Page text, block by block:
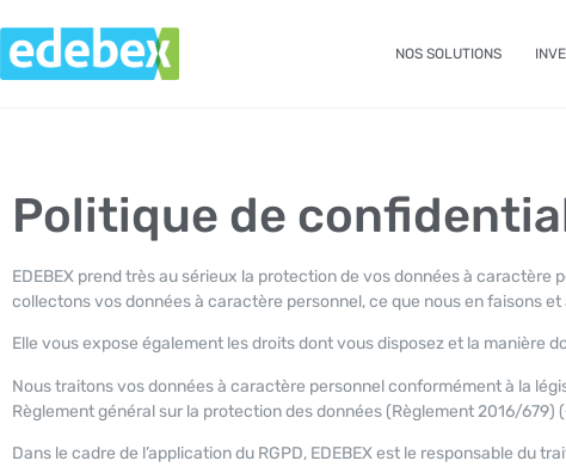
NOS SOLUTIONS
Politique de
EDEBEX prend très au sérieux la protection de vos données à
collectons vos données à caractère personnel, ce que nous en faisons et
Elle vous expose également les droits dont vous disposez et la manière
Nous traitons vos données à caractère personnel conformément à la
Règlement général sur la protection des données (Règlement 2016/
Dans le cadre de l’application du RGPD, EDEBEX est le responsable du